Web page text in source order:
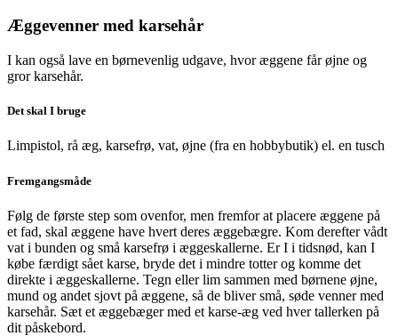
Æggevenner med karsehår
I kan også lave en børnevenlig udgave, hvor æggene får øjne og
gror karsehår.
Det skal I bruge
Limpistol, rå æg, karsefrø, vat, øjne (fra en hobbybutik) el. en tusch
Fremgangsmåde
Følg de første step som ovenfor, men fremfor at placere æggene på
et fad, skal æggene have hvert deres æggebægre. Kom derefter vådt
vat i bunden og små karsefrø i æggeskallerne. Er I i tidsnød, kan I
købe færdigt sået karse, bryde det i mindre totter og komme det
direkte i æggeskallerne. Tegn eller lim sammen med børnene øjne,
mund og andet sjovt på æggene, så de bliver små, søde venner med
karsehår. Sæt et æggebæger med et karse-æg ved hver tallerken på
dit påskebord.